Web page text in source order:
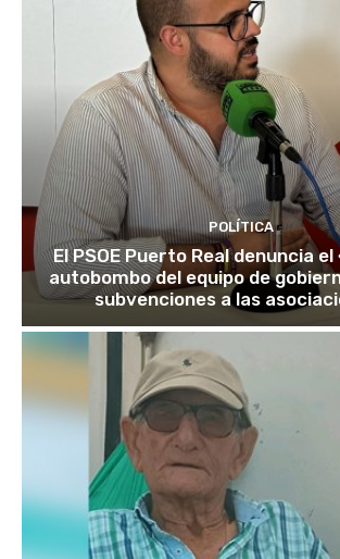
POLÍTICA
El PSOE Puerto Real denuncia
autobombo del equipo de
subvenciones a las